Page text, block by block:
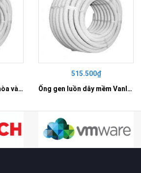
Ống thoát nước điều hòa và tưới tiêu D25 - SP9025DH
515.500₫
Ống gen luồn dây mềm Vanlock D50 - VL9050CL